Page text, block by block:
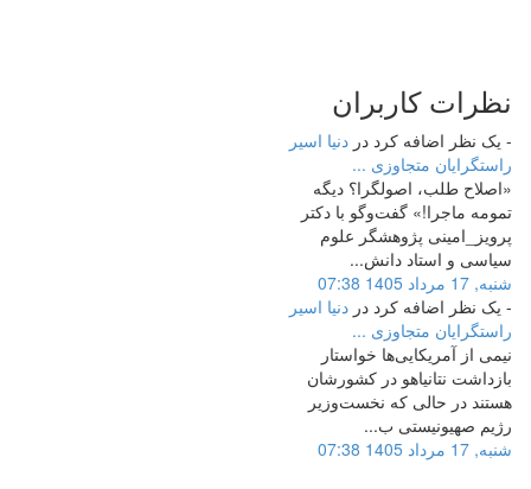
نظرات کاربران
- یک نظر اضافه کرد در دنیا اسیر
راستگرایان متجاوزی‌ ...
«اصلاح طلب، اصولگرا؟ دیگه
تمومه ماجرا!» گفت‌وگو با دکتر
پرویز_امینی پژوهشگر علوم
سیاسی و استاد دانش...
شنبه, 17 مرداد 1405 07:38
- یک نظر اضافه کرد در دنیا اسیر
راستگرایان متجاوزی‌ ...
نیمی از آمریکایی‌ها خواستار
بازداشت نتانیاهو در کشورشان
هستند ️در حالی که نخست‌وزیر
رژیم صهیونیستی ب...
شنبه, 17 مرداد 1405 07:38